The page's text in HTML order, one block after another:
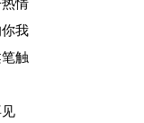
情
我
触